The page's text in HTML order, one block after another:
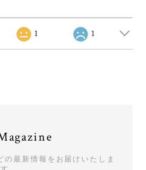
1 1
の最新情報をお届けいたしま